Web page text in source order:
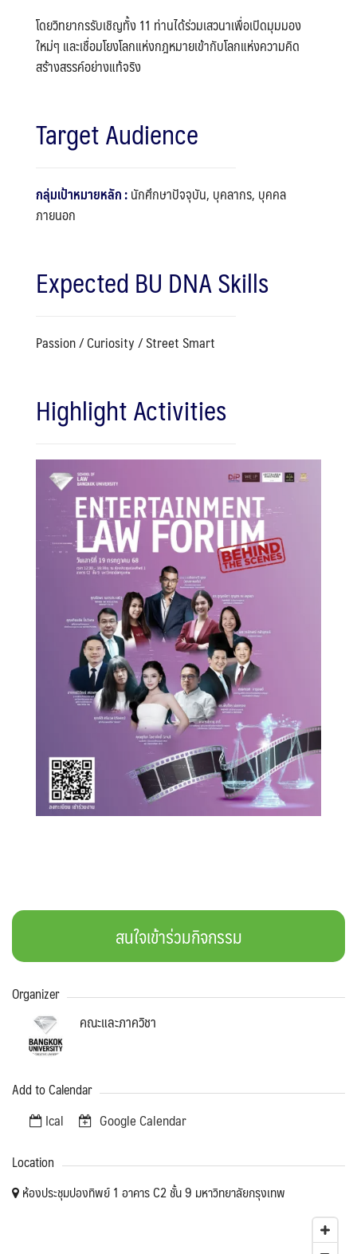
Search
โดยวิทยากรรับเชิญทั้ง 11 ท่านได้ร่วมเสวนาเพื่อเปิดมุมมอง
ใหม่ๆ และเชื่อมโยงโลกแห่งกฎหมายเข้ากับโลกแห่งความคิด
สร้างสรรค์อย่างแท้จริง
Target Audience
กลุ่มเป้าหมายหลัก :นักศึกษาปัจจุบัน, บุคลากร, บุคคล
ภายนอก
Expected BU DNA Skills
Passion / Curiosity / Street Smart
Highlight Activities
สนใจเข้าร่วมกิจกรรม
Organizer
คณะและภาควิชา
Add to Calendar
Ical Google Calendar
Location
ห้องประชุมปองทิพย์ 1 อาคาร C2 ชั้น 9 มหาวิทยาลัยกรุงเทพ